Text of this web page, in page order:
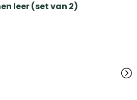
leer (set van 2)